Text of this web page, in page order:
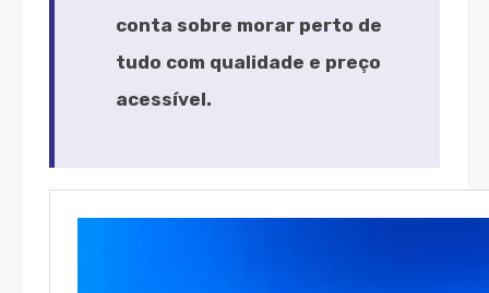
conta sobre morar perto de
tudo com qualidade e preço
acessível.